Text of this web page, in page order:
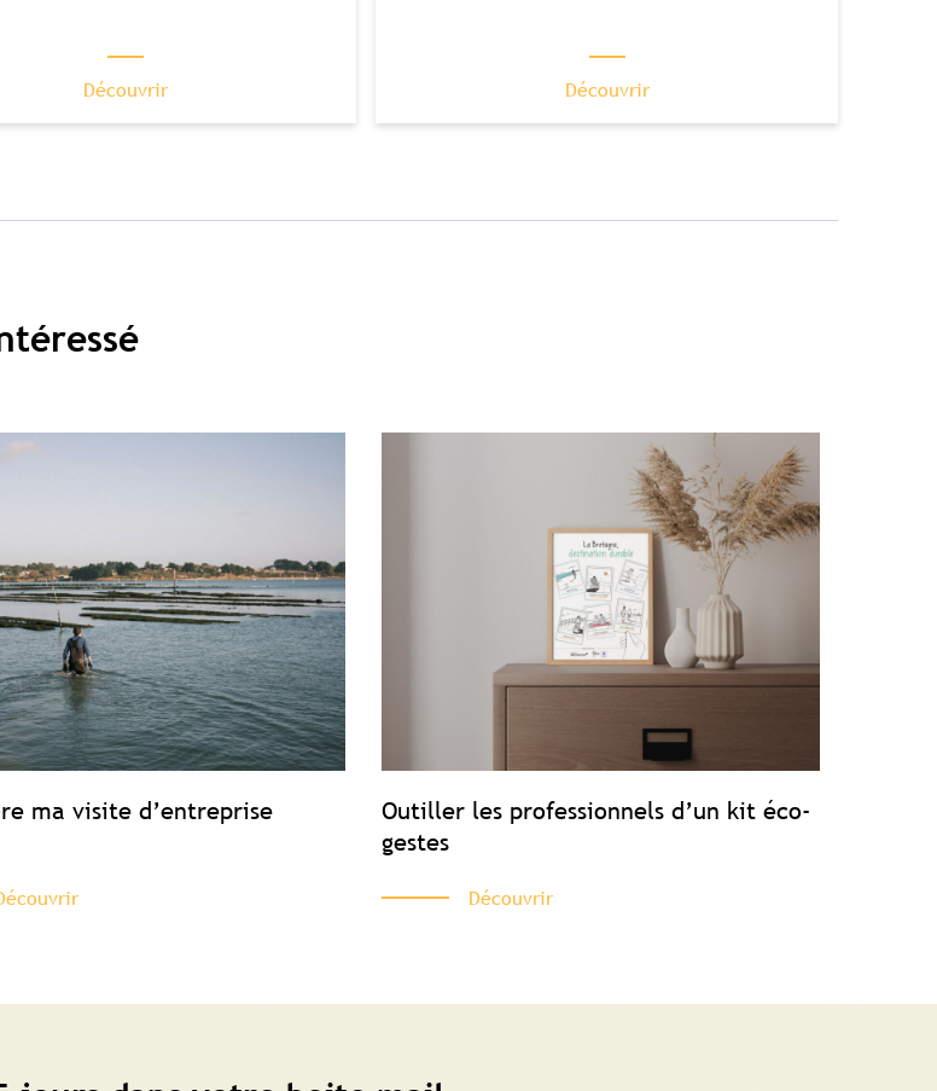
Découvrir Découvrir
ma visite d’entreprise
Outiller les professionnels d’un kit éco-
gestes
Découvrir